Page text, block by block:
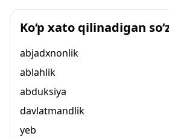
Ko‘p xato qilinadigan
abjadxnonlik
ablahlik
abduksiya
davlatmandlik
yeb